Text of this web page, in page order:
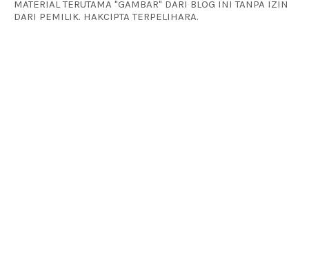
MATERIAL TERUTAMA "GAMBAR" DARI BLOG INI TANPA IZIN
DARI PEMILIK. HAKCIPTA TERPELIHARA.